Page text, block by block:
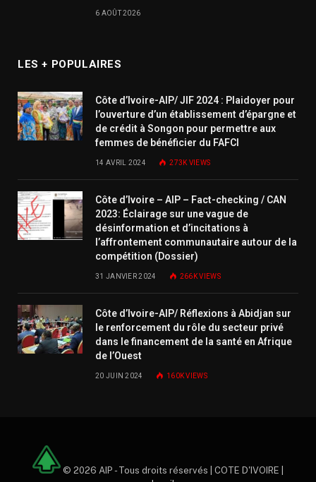
6 AOÛT 2026
LES + POPULAIRES
Côte d’Ivoire-AIP/ JIF 2024 : Plaidoyer pour
l’ouverture d’un établissement d’épargne et
de crédit à Songon pour permettre aux
femmes de bénéficier du FAFCI
14 AVRIL 2024 273KVIEWS
Côte d’Ivoire – AIP – Fact-checking / CAN
2023: Éclairage sur une vague de
désinformation et d’incitations à
l’affrontement communautaire autour de la
compétition (Dossier)
31 JANVIER 2024 266KVIEWS
Côte d’Ivoire-AIP/ Réflexions à Abidjan sur
le renforcement du rôle du secteur privé
dans le financement de la santé en Afrique
de l’Ouest
20 JUIN 2024 160KVIEWS
© 2026 AIP - Tous droits réservés | COTE D'IVOIRE |